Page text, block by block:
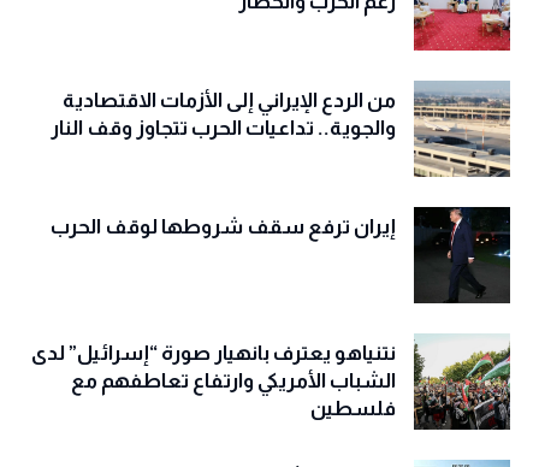
من الردع الإيراني إلى الأزمات الاقتصادية
والجوية.. تداعيات الحرب تتجاوز وقف النار
إيران ترفع سقف شروطها لوقف الحرب
نتنياهو يعترف بانهيار صورة “إسرائيل” لدى
الشباب الأمريكي وارتفاع تعاطفهم مع
فلسطين